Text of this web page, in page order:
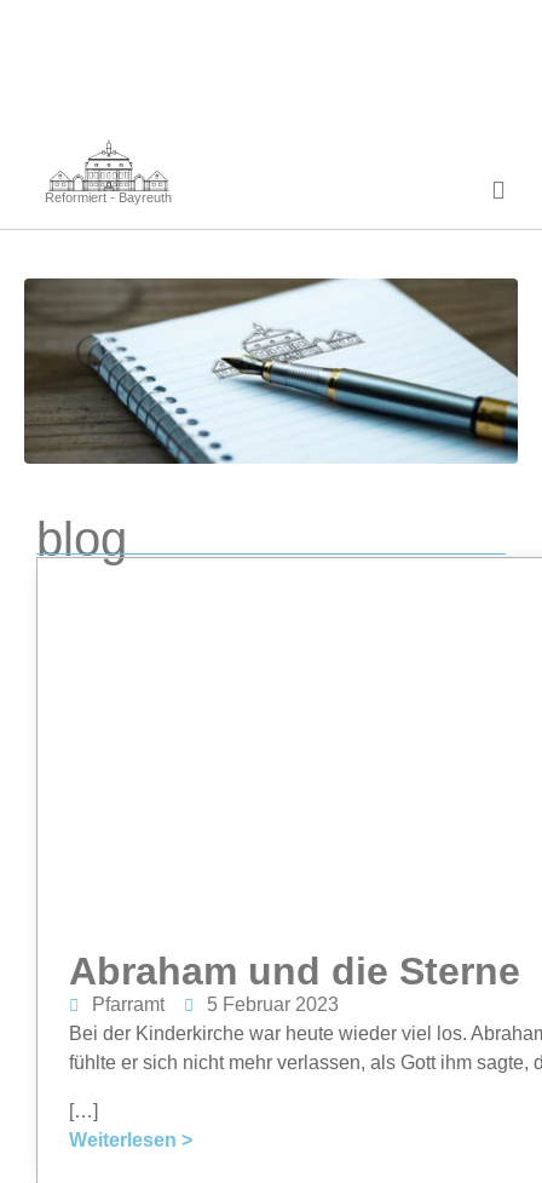
Reformiert - Bayreuth
blog
Abraham und die Sterne
Pfarramt
5 Februar 2023
Bei der Kinderkirche war heute wieder viel los.
fühlte er sich nicht mehr verlassen, als Gott ihm sagte,
[…]
Weiterlesen >